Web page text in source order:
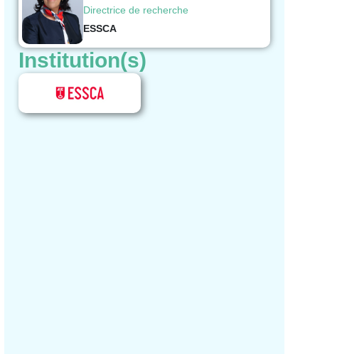
Directrice de recherche
ESSCA
Institution(s)